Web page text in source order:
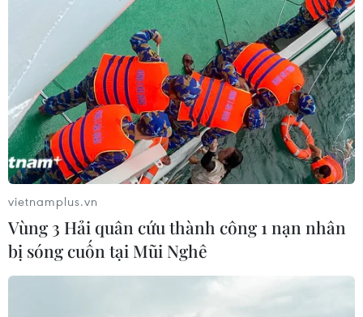
vietnamplus.vn
Vùng 3 Hải quân cứu thành công 1 nạn nhân
bị sóng cuốn tại Mũi Nghê